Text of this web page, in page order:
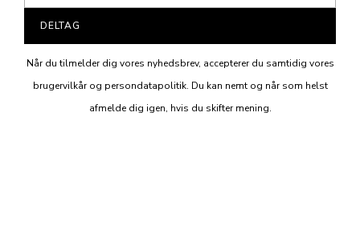
DELTAG
Når du tilmelder dig vores nyhedsbrev, accepterer du samtidig vores
brugervilkår og persondatapolitik. Du kan nemt og når som helst
afmelde dig igen, hvis du skifter mening.